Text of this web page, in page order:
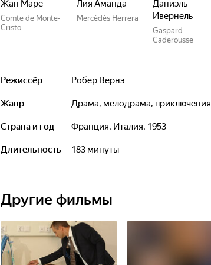
Жан Маре
Comte de Monte-
Cristo
Лия Аманда
Mercédès Herrera
Даниэль
Ивернель
Gaspard
Caderousse
Режиссёр Робер Вернэ
Жанр драма, мелодрама, приключения
Страна и год Франция, Италия, 1953
Длительность 183 минуты
Другие фильмы